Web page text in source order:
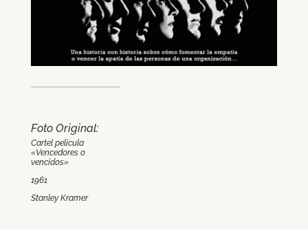
Foto Original:
Cartel película
«Vencedores o
vencidos»
1961
Stanley Kramer